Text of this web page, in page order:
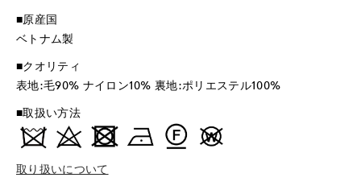
■原産国
ベトナム製
■クオリティ
表地:毛90% ナイロン10% 裏地:ポリエステル100%
■取扱い方法
取り扱いについて